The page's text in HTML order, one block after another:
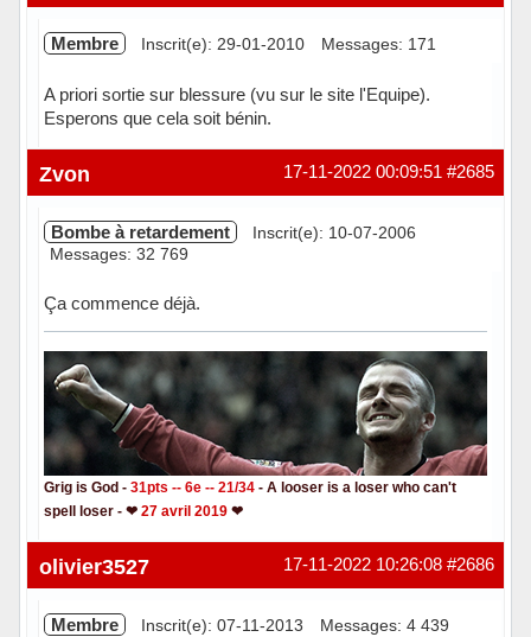
Membre Inscrit(e): 29-01-2010 Messages: 171
A priori sortie sur blessure (vu sur le site l'Equipe).
Esperons que cela soit bénin.
Hors ligne #2685
17-11-2022 00:09:51
Zvon
Bombe à retardement
Inscrit(e): 10-07-2006
Messages: 32 769
Ça commence déjà.
Grig is God - 31pts -- 6e -- 21/34 - A looser is a loser who can't
spell loser - ❤ 27 avril 2019❤
Hors ligne #2686
17-11-2022 10:26:08
olivier3527
Membre Inscrit(e): 07-11-2013 Messages: 4 439